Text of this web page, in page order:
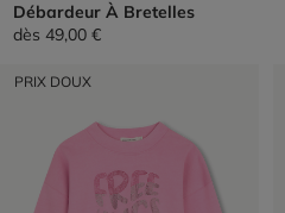
Débardeur À Bretelles
dès 49,00 €
PRIX DOUX